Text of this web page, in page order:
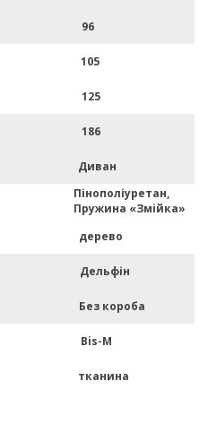
96
105
125
186
Диван
Пінополіуретан,
Пружина «Змійка»
дерево
Дельфін
Без короба
Bis-M
тканина